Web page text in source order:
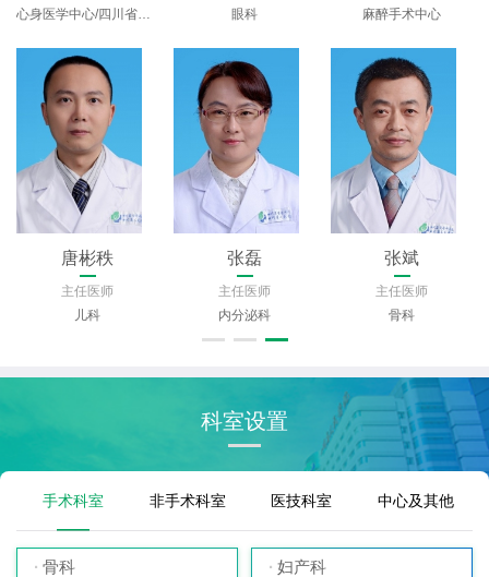
心身医学中心/四川省精神医学中心
眼科
麻醉手术中心
唐彬秩
主任医师
儿科
张磊
主任医师
内分泌科
张斌
主任医师
骨科
科室设置
手术科室 非手术科室 医技科室 中心及其他
骨科 妇产科